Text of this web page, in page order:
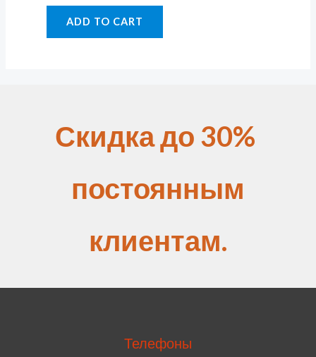
ADD TO CART
Скидка до 30%
постоянным
клиентам.
Телефоны